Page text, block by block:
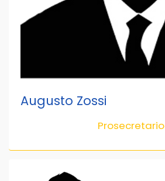
Augusto Zossi
Prosecretario